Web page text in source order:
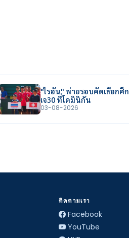
"ไรอัน" พ่ายรอบคัดเลือกศึก
เจ30 ที่โดมินิกัน
03-08-2026
ติดตามเรา
Facebook
YouTube